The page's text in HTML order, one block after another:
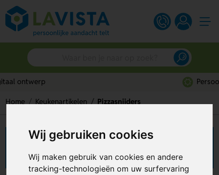
Wij gebruiken cookies
Wij maken gebruik van cookies en andere
tracking-technologieën om uw surfervaring
Home Keukenartikelen Pizzasnijders
Pizzasnijders bedrukken